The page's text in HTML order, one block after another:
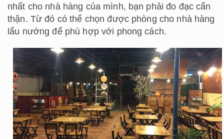
nhất cho nhà hàng của mình, bạn phải đo đạc cẩn
thận. Từ đó có thể chọn được phòng cho nhà hàng
lẩu nướng để phù hợp với phong cách.